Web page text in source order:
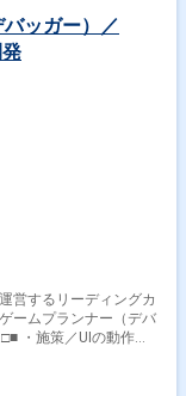
バッガー）／
営するリーディングカ
ームプランナー（デバ
・施策／UIの動作チ
、不具合調査） ＜